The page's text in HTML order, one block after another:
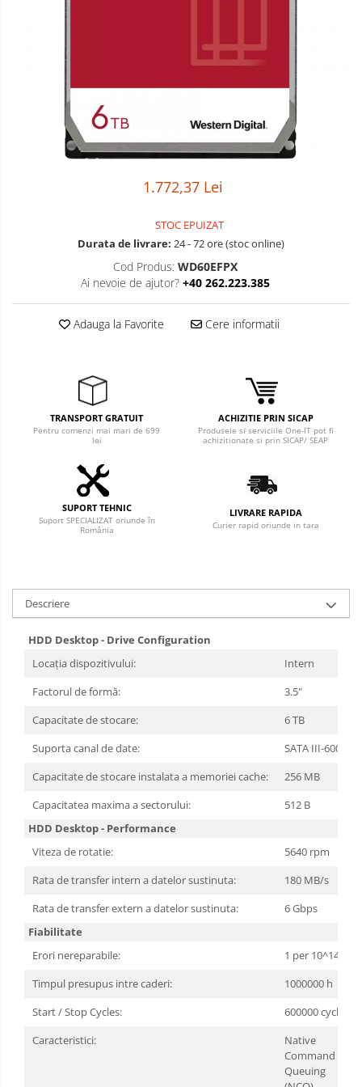
Smartphone IPhone
Mouse Pad
1.772,37 Lei
STOC EPUIZAT
Durata de livrare: 24 - 72 ore (stoc online)
Cod Produs: WD60EFPX
Ai nevoie de ajutor? +40 262.223.385
Adauga la Favorite Cere informatii
TRANSPORT GRATUIT
Pentru comenzi mai mari de 699
lei
ACHIZITIE PRIN SICAP
Produsele si serviciile One-IT pot fi
achizitionate si prin SICAP/ SEAP
SUPORT TEHNIC
Suport SPECIALIZAT oriunde în
România
LIVRARE RAPIDA
Curier rapid oriunde in tara
Descriere
HDD Desktop - Drive Configuration
Locația dispozitivului:
Intern
Factorul de formă:
3.5"
Capacitate de stocare:
6 TB
Suporta canal de date:
SATA III-600
Capacitate de stocare instalata a memoriei cache:
256 MB
Capacitatea maxima a sectorului:
512 B
HDD Desktop - Performance
Viteza de rotatie:
5640 rpm
Rata de transfer intern a datelor sustinuta:
180 MB/s
Rata de transfer extern a datelor sustinuta:
6 Gbps
Fiabilitate
Erori nereparabile:
1 per 10^14
Timpul presupus intre caderi:
1000000 h
Start / Stop Cycles:
600000 cycles
Caracteristici:
Native
Command
Queuing